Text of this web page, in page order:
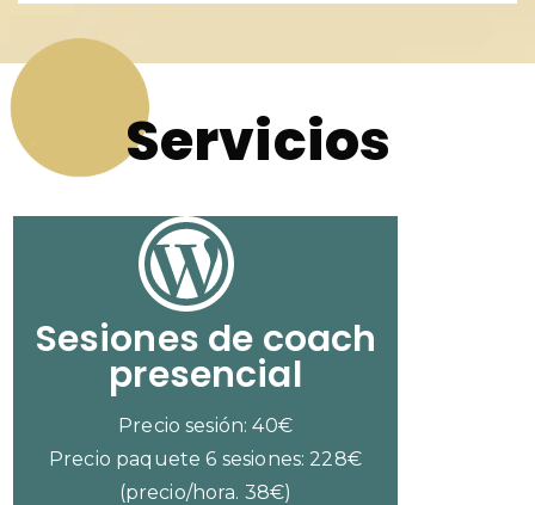
Servicios
Sesiones de coach
presencial
Precio sesión: 40€
Precio paquete 6 sesiones: 228€
(precio/hora. 38€)